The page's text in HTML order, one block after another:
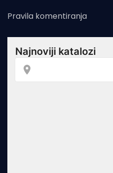
Pravila komentiranja